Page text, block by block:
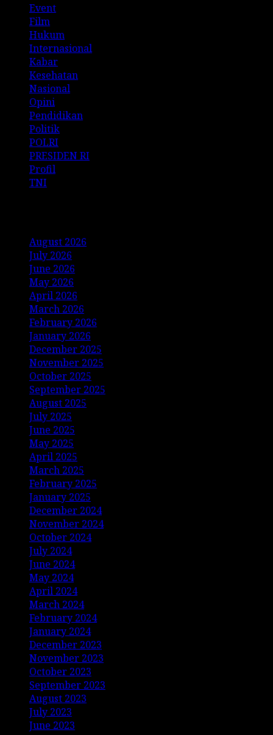
Event
Film
Hukum
Internasional
Kabar
Kesehatan
Nasional
Opini
Pendidikan
Politik
POLRI
PRESIDEN RI
Profil
TNI
August 2026
July 2026
June 2026
May 2026
April 2026
March 2026
February 2026
January 2026
December 2025
November 2025
October 2025
September 2025
August 2025
July 2025
June 2025
May 2025
April 2025
March 2025
February 2025
January 2025
December 2024
November 2024
October 2024
July 2024
June 2024
May 2024
April 2024
March 2024
February 2024
January 2024
December 2023
November 2023
October 2023
September 2023
August 2023
July 2023
June 2023